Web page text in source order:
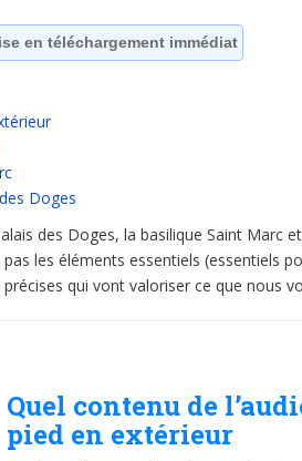
en téléchargement immédiat
Doges
des Doges, la basilique Saint Marc
les éléments essentiels (essentiels
qui vont valoriser ce que nous
Quel contenu de
pied en extérieur